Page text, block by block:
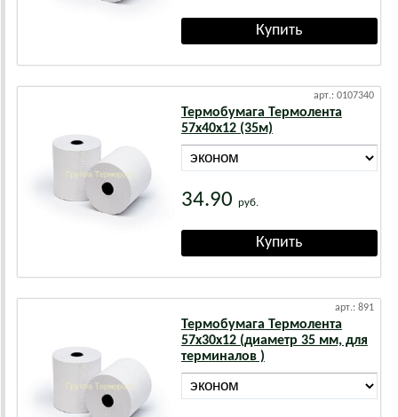
арт.: 0107340
Термобумага Термолента
57х40х12 (35м)
34.90 руб.
арт.: 891
Термобумага Термолента
57х30х12 (диаметр 35 мм, для
терминалов )